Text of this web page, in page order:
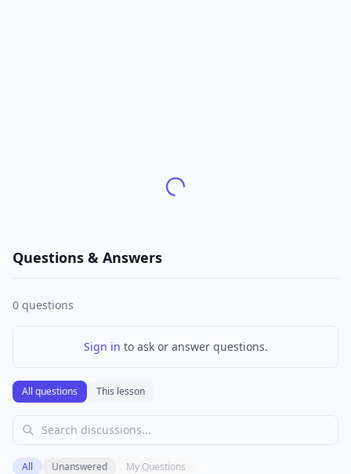
Questions & Answers
0 questions
Sign in to ask or answer questions.
All questions This lesson
All Unanswered
My Questions